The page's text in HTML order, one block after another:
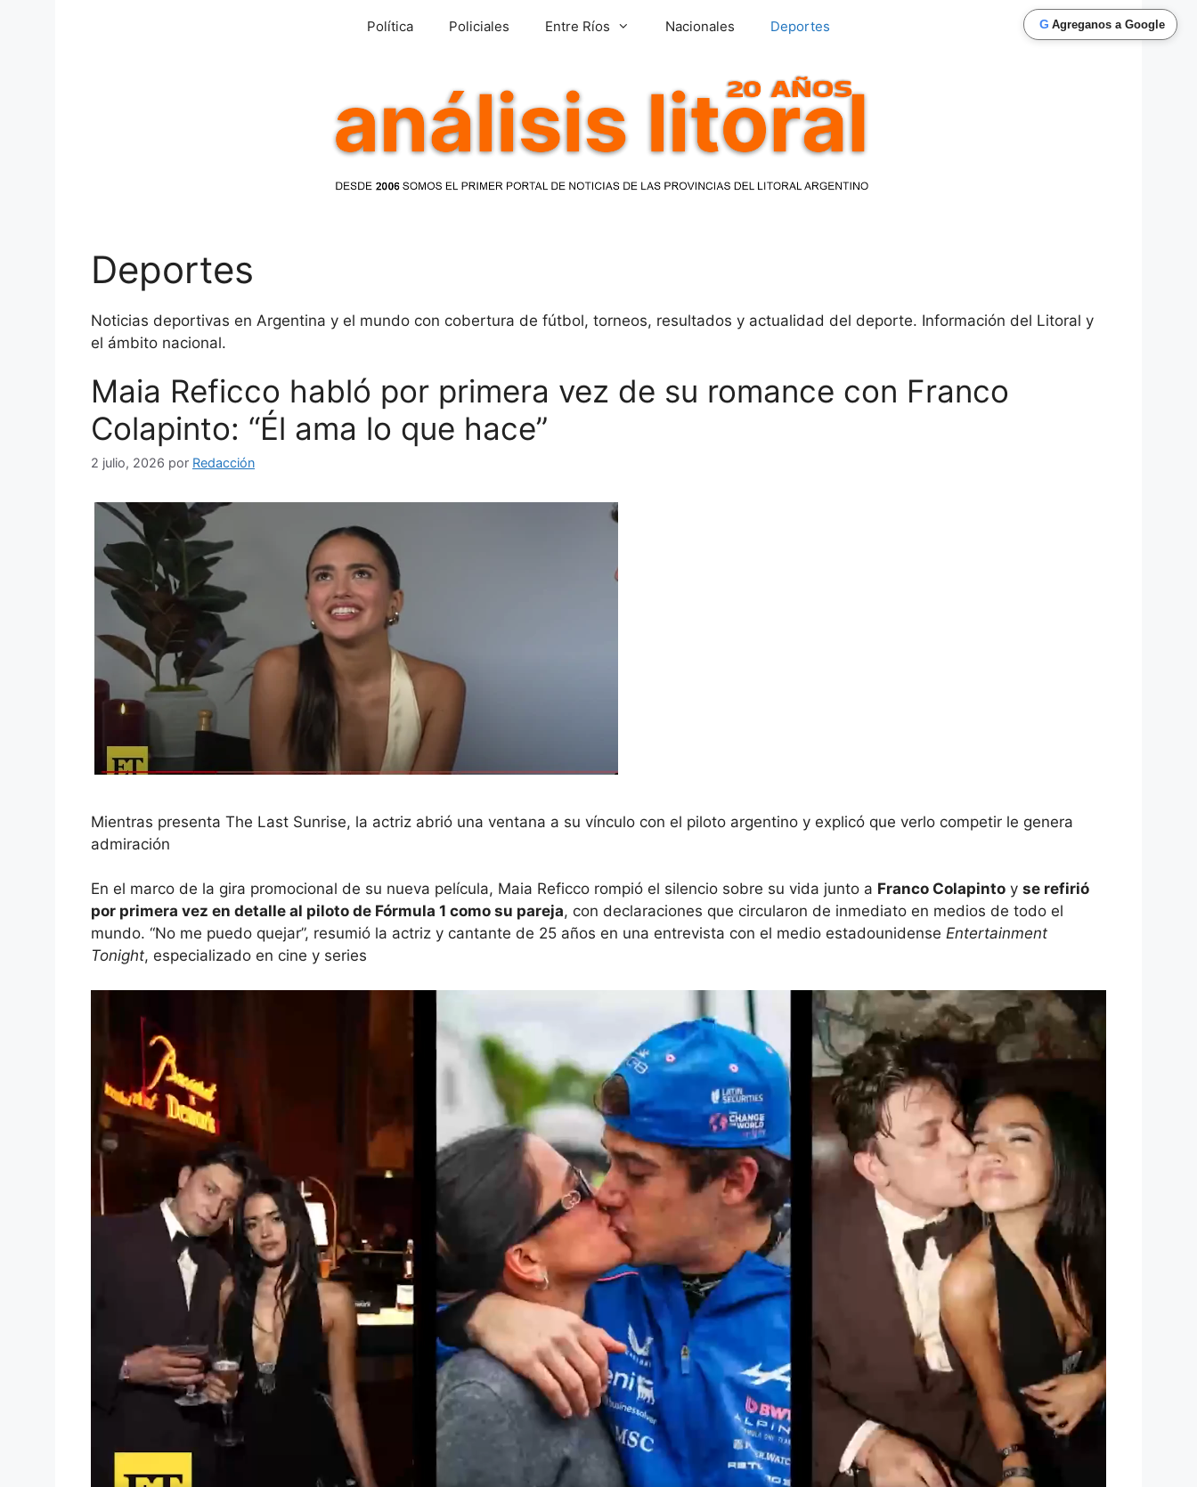
G Agreganos a Google
Política Policiales Entre Ríos Nacionales Deportes
Deportes
Noticias deportivas en Argentina y el mundo con cobertura de fútbol, torneos, resultados y actualidad del deporte. Información del Litoral y
el ámbito nacional.
Maia Reficco habló por primera vez de su romance con Franco
Colapinto: “Él ama lo que hace”
2 julio, 2026 por Redacción
Mientras presenta The Last Sunrise, la actriz abrió una ventana a su vínculo con el piloto argentino y explicó que verlo competir le genera
admiración
En el marco de la gira promocional de su nueva película, Maia Reficco rompió el silencio sobre su vida junto a Franco Colapinto y se refirió
por primera vez en detalle al piloto de Fórmula 1 como su pareja, con declaraciones que circularon de inmediato en medios de todo el
mundo. “No me puedo quejar”, resumió la actriz y cantante de 25 años en una entrevista con el medio estadounidense Entertainment
Tonight, especializado en cine y series